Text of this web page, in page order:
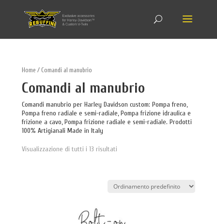
Home / Comandi al manubrio
Comandi al manubrio
Comandi manubrio per Harley Davidson custom: Pompa freno,
Pompa freno radiale e semi-radiale, Pompa frizione idraulica e
frizione a cavo, Pompa frizione radiale e semi-radiale. Prodotti
100% Artigianali Made in Italy
Visualizzazione di tutti i 13 risultati